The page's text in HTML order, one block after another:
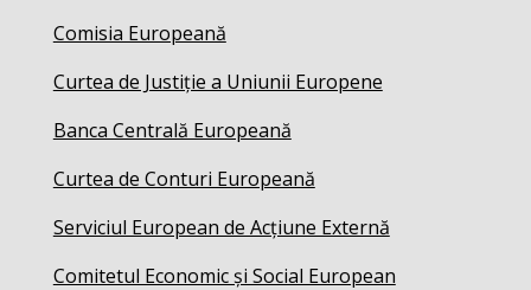
Comisia Europeană
Curtea de Justiție a Uniunii Europene
Banca Centrală Europeană
Curtea de Conturi Europeană
Serviciul European de Acțiune Externă
Comitetul Economic și Social European